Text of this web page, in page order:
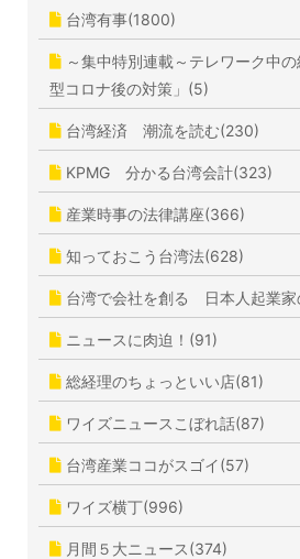
台湾有事(1800)
～集中特別連載～テレワーク中
型コロナ後の対策」(5)
台湾経済 潮流を読む(230)
KPMG 分かる台湾会計(323)
産業時事の法律講座(366)
知っておこう台湾法(628)
台湾で会社を創る 日本人起業家
ニュースに肉迫！(91)
総経理のちょっといい店(81)
ワイズニュースこぼれ話(87)
台湾産業ココがスゴイ(57)
ワイズ横丁(996)
月間５大ニュース(374)